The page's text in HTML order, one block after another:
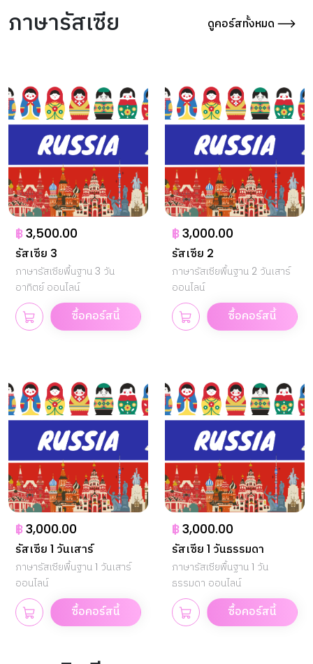
ภาษารัสเซีย ดูคอร์สทั้งหมด
฿3,500.00
รัสเซีย 3
ภาษารัสเซียพื้นฐาน 3 วัน
อาทิตย์ ออนไลน์
ซื้อคอร์สนี้
฿3,000.00
รัสเซีย 2
ภาษารัสเซียพื้นฐาน 2 วันเสาร์
ออนไลน์
ซื้อคอร์สนี้
฿3,000.00
รัสเซีย 1 วันเสาร์
ภาษารัสเซียพื้นฐาน 1 วันเสาร์
ออนไลน์
ซื้อคอร์สนี้
฿3,000.00
รัสเซีย 1 วันธรรมดา
ภาษารัสเซียพื้นฐาน 1 วัน
ธรรมดา ออนไลน์
ซื้อคอร์สนี้